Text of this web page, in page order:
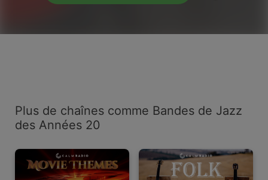
Plus de chaînes comme Bandes de Jazz
des Années 20